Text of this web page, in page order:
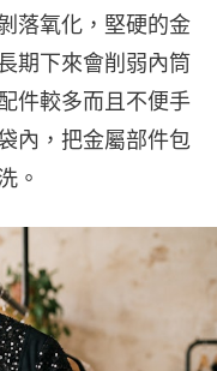
落氧化，堅硬的金
期下來會削弱內筒
件較多而且不便手
內，把金屬部件包
。